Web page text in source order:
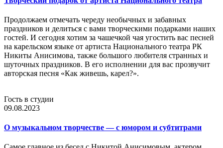
Продолжаем отмечать череду необычных и забавных
праздников и делиться с вами творческими подарками наших
гостей. И сегодня хотим за чашечкой чая угостить вас песней
на карельском языке от артиста Национального театра РК
Никиты Анисимова, также большого любителя странных и
шуточных праздников. В его исполнении для вас прозвучит
авторская песня «Как живешь, карел?».
Гость в студии
09.08.2023
О музыкальном творчестве — с юмором и субтитрами